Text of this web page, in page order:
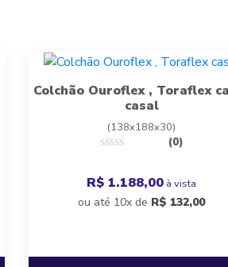
Colchão Ouroflex , Toraflex
casal
(138x188x30)
(0)
R$ 1.188,00 à vista
ou até 10x de R$132,00